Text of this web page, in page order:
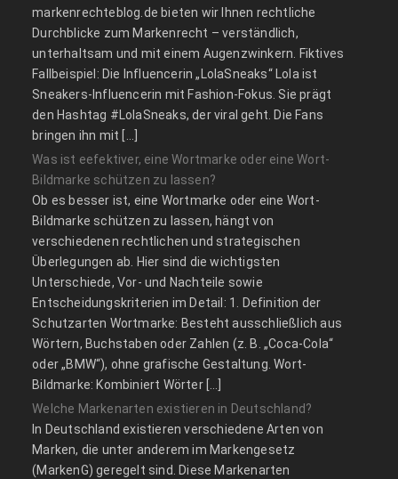
markenrechteblog.de bieten wir Ihnen rechtliche
Durchblicke zum Markenrecht – verständlich,
unterhaltsam und mit einem Augenzwinkern. Fiktives
Fallbeispiel: Die Influencerin „LolaSneaks“ Lola ist
Sneakers-Influencerin mit Fashion-Fokus. Sie prägt
den Hashtag #LolaSneaks, der viral geht. Die Fans
bringen ihn mit […]
Was ist eefektiver, eine Wortmarke oder eine Wort-
Bildmarke schützen zu lassen?
Ob es besser ist, eine Wortmarke oder eine Wort-
Bildmarke schützen zu lassen, hängt von
verschiedenen rechtlichen und strategischen
Überlegungen ab. Hier sind die wichtigsten
Unterschiede, Vor- und Nachteile sowie
Entscheidungskriterien im Detail: 1. Definition der
Schutzarten Wortmarke: Besteht ausschließlich aus
Wörtern, Buchstaben oder Zahlen (z. B. „Coca-Cola“
oder „BMW“), ohne grafische Gestaltung. Wort-
Bildmarke: Kombiniert Wörter […]
Welche Markenarten existieren in Deutschland?
In Deutschland existieren verschiedene Arten von
Marken, die unter anderem im Markengesetz
(MarkenG) geregelt sind. Diese Markenarten